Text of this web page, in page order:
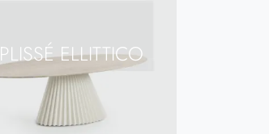
PLISSÉ ELLITTICO